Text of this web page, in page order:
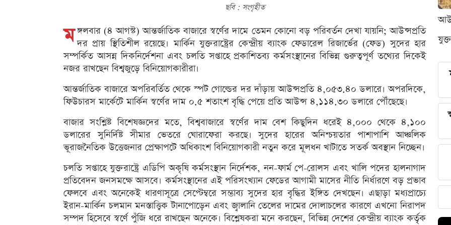
ছবি : সংগৃহীত
ম ঙ্গলবার (৪ আগস্ট) আন্তর্জাতিক বাজারে স্বর্ণের দামে তেমন কোনো বড় পরিবর্তন দেখা যায়নি; আউন্সপ্রতি
দর প্রায় স্থিতিশীল রয়েছে। মার্কিন যুক্তরাষ্ট্রের কেন্দ্রীয় ব্যাংক ফেডারেল রিজার্ভের (ফেড) সুদের হার
সম্পর্কিত আসন্ন দিকনির্দেশনা এবং চলতি সপ্তাহে প্রকাশিতব্য কর্মসংস্থানের বিভিন্ন গুরুত্বপূর্ণ তথ্যের দিকেই
নজর রাখছেন বিশ্বজুড়ে বিনিয়োগকারীরা।
আন্তর্জাতিক বাজারে অপরিবর্তিত থেকে স্পট গোল্ডের দর দাঁড়ায় আউন্সপ্রতি ৪,০৫৩.৪০ ডলারে। অপরদিকে,
ফিউচারস মার্কেটে মার্কিন স্বর্ণের দাম ০.৫ শতাংশ বৃদ্ধি পেয়ে প্রতি আউন্স ৪,১১৪.৩০ ডলারে পৌঁছেছে।
বাজার সংশ্লিষ্ট বিশেষজ্ঞদের মতে, বিশ্ববাজারে স্বর্ণের দাম বেশ কিছুদিন ধরেই ৪,০০০ থেকে ৪,১০০
ডলারের সুনির্দিষ্ট সীমার ভেতরে ঘোরাফেরা করছে। সুদের হারের অনিশ্চয়তার পাশাপাশি আঞ্চলিক
ভূরাজনৈতিক উত্তেজনার প্রেক্ষাপটে অধিকাংশ বিনিয়োগকারী নতুন করে মূলধন খাটাতে সতর্ক অবস্থান নিচ্ছেন।
চলতি সপ্তাহে যুক্তরাষ্ট্রে এডিপি অকৃষি কর্মসংস্থান নির্দেশক, নন-ফার্ম পে-রোলস এবং খালি পদের হালনাগাদ
প্রতিবেদন জনসমক্ষে আসবে। কর্মসংস্থানের এই পরিসংখ্যান ফেডের আগামী মাসের নীতি নির্ধারণে বড় প্রভাব
ফেলবে এবং অনেকেই ধারণাসূত্রে সেপ্টেম্বরে সম্ভাব্য সুদের হার বৃদ্ধির ইঙ্গিত দেখছেন। এছাড়া মধ্যপ্রাচ্যে
ইরান-মার্কিন চলমান মনস্তাত্ত্বিক টানাপোড়েন এবং জ্বালানি তেলের দামের দোলাচলের কারণে এখনো নিরাপদ
সম্পদ হিসেবে স্বর্ণে পুঁজি ধরে রাখছেন অনেকে। বিশ্লেষকরা মনে করছেন, বিভিন্ন দেশের কেন্দ্রীয় ব্যাংক কর্তৃক